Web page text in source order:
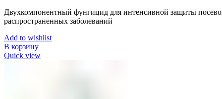
Двухкомпонентный фунгицид для интенсивной защиты
распространенных заболеваний
Add to wishlist
В корзину
Quick view